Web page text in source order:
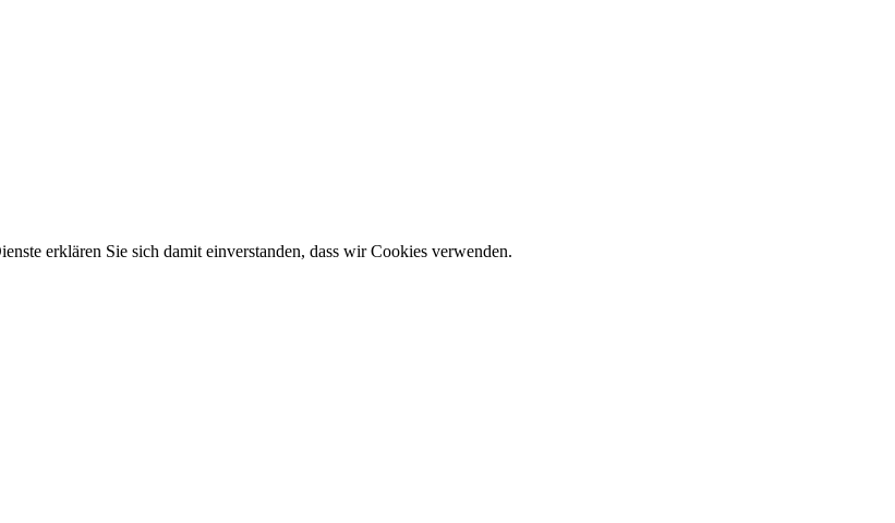
erklären Sie sich damit einverstanden, dass wir Cookies verwenden.